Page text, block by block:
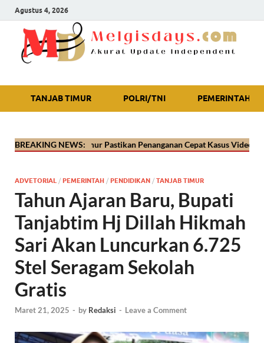
Agustus 4, 2026
Akurat Update Independent
TANJAB TIMUR POLRI/TNI PEMERINTAH
BREAKING NEWS:
Tanjab Timur Pastikan Penanganan Cepat Kasus Video Viral
ADVETORIAL / PEMERINTAH / PENDIDIKAN / TANJAB TIMUR
Tahun Ajaran Baru, Bupati
Tanjabtim Hj Dillah Hikmah
Sari Akan Luncurkan 6.725
Stel Seragam Sekolah
Gratis
Maret 21, 2025 - by Redaksi - Leave a Comment